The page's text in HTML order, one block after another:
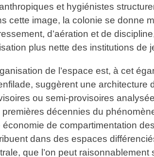
et hygiénistes
cette image, la colonie se donne
d’aération et de
plus nette des institutions de
de l’espace est, à cet
suggèrent une architecture
ou semi-provisoires
décennies du
économie de compartimentation
dans des espaces
que l’on peut